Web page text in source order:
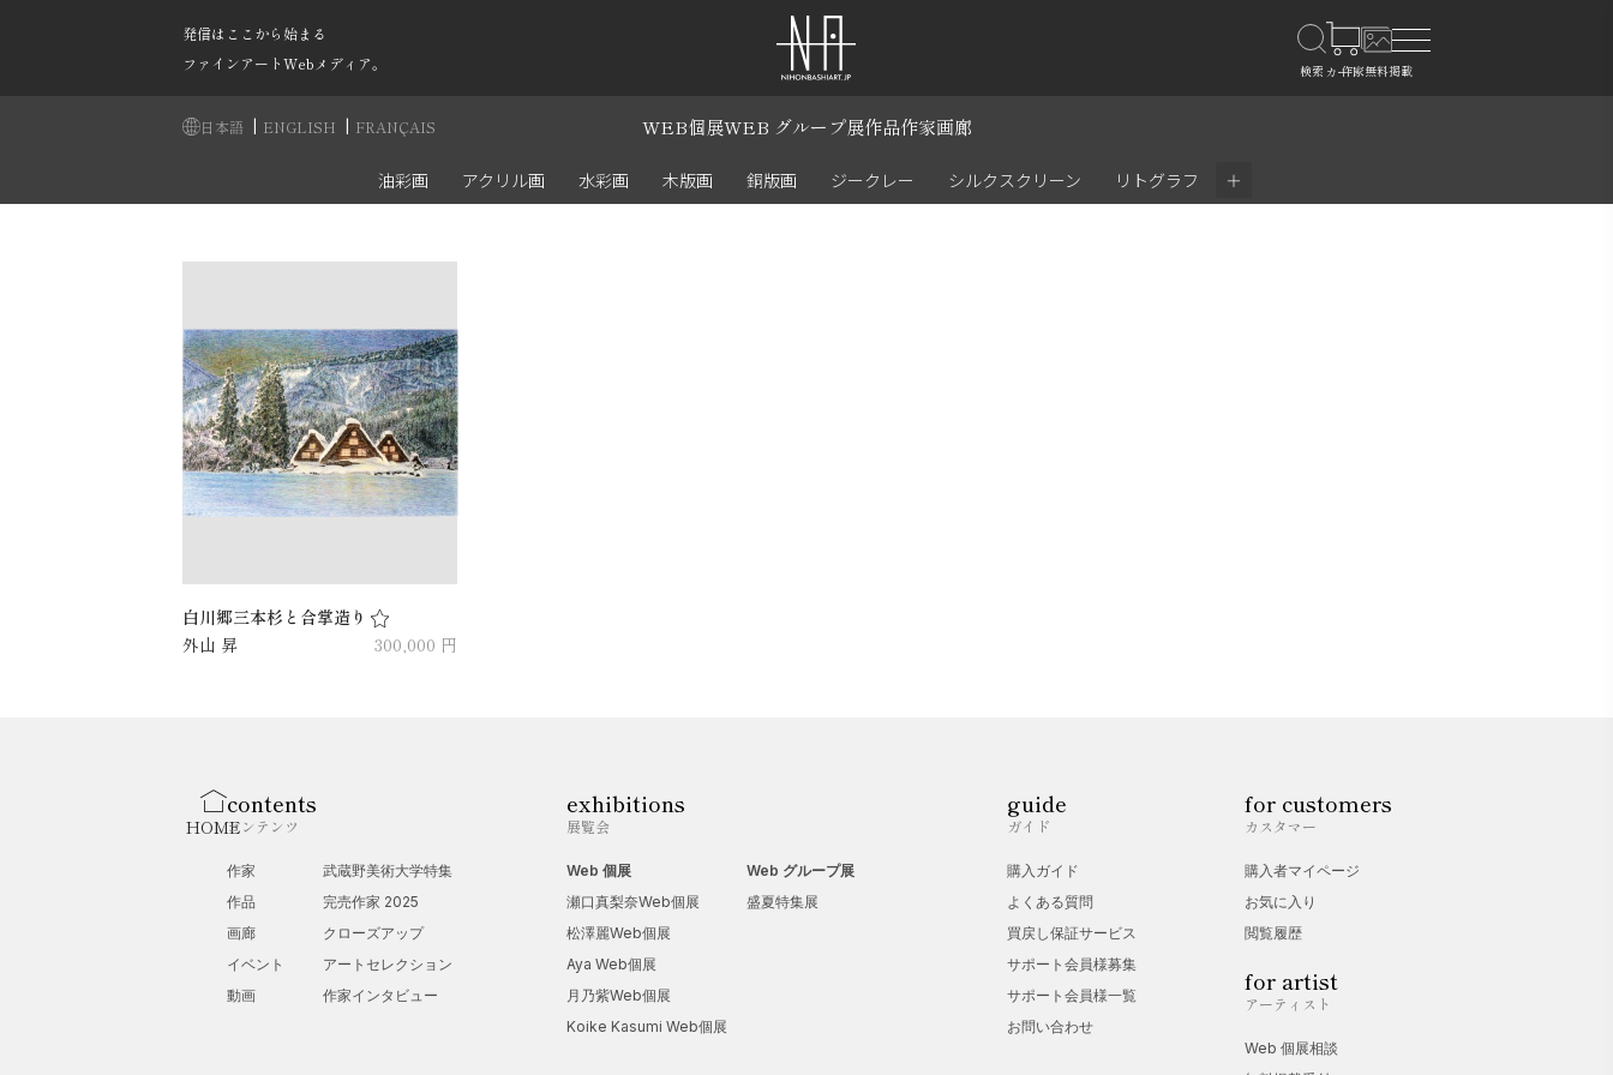
発信はここから始まる
ファインアートWebメディア。
日本語 | ENGLISH | FRANÇAIS WEB個展WEB グループ展作品作家画廊
油彩画 アクリル画 水彩画 木版画 銅版画 ジークレー シルクスクリーン リトグラフ ＋
白川郷三本杉と合掌造り
外山 昇
300,000 円
HOME
contents
コンテンツ
作家
作品
画廊
イベント
動画
武蔵野美術大学特集
完売作家 2025
クローズアップ
アートセレクション
作家インタビュー
exhibitions
展覧会
Web 個展
瀬口真梨奈Web個展
松澤麗Web個展
Aya Web個展
月乃紫Web個展
Koike Kasumi Web個展
Web グループ展
盛夏特集展
guide
ガイド
購入ガイド
よくある質問
買戻し保証サービス
サポート会員様募集
サポート会員様一覧
お問い合わせ
for customers
カスタマー
購入者マイページ
お気に入り
閲覧履歴
for artist
アーティスト
Web 個展相談